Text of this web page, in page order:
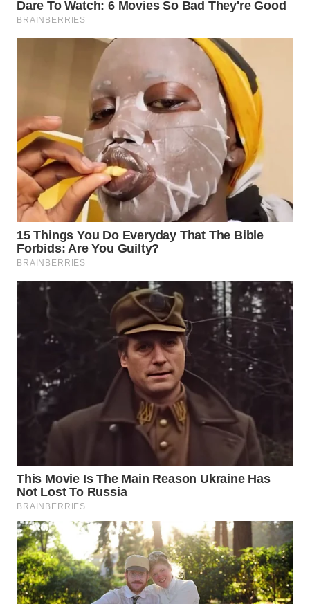
WN
BOGOR
TAPANULI
UTARA
WN
SAMOSIR
WN
PADANG
LAWAS
WN
SUMEDANG
WN
WN
KEPULAUAN
SERIBU
TANGERANG
WN
BINJAI
WN
CIREBON